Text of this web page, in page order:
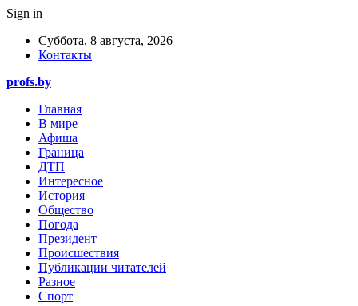
Sign in
Суббота, 8 августа, 2026
Контакты
profs.by
Главная
В мире
Афиша
Граница
ДТП
Интересное
История
Общество
Погода
Президент
Происшествия
Публикации читателей
Разное
Спорт